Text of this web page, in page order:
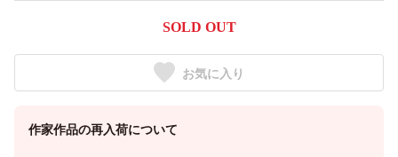
SOLD OUT
お気に入り
作家作品の再入荷について